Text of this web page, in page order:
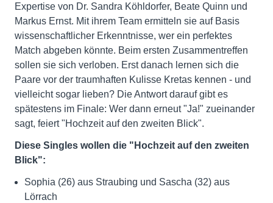
Expertise von Dr. Sandra Köhldorfer, Beate Quinn und
Markus Ernst. Mit ihrem Team ermitteln sie auf Basis
wissenschaftlicher Erkenntnisse, wer ein perfektes
Match abgeben könnte. Beim ersten Zusammentreffen
sollen sie sich verloben. Erst danach lernen sich die
Paare vor der traumhaften Kulisse Kretas kennen - und
vielleicht sogar lieben? Die Antwort darauf gibt es
spätestens im Finale: Wer dann erneut "Ja!" zueinander
sagt, feiert "Hochzeit auf den zweiten Blick".
Diese Singles wollen die "Hochzeit auf den zweiten
Blick":
Sophia (26) aus Straubing und Sascha (32) aus
Lörrach